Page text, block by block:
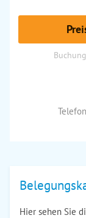
Hier sehen Sie